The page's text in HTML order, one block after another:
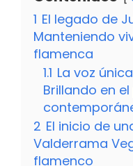
1 El legado de
Manteniendo
flamenca
1.1 La voz
Brillando en
2 El inicio de
Valderrama
flamenco